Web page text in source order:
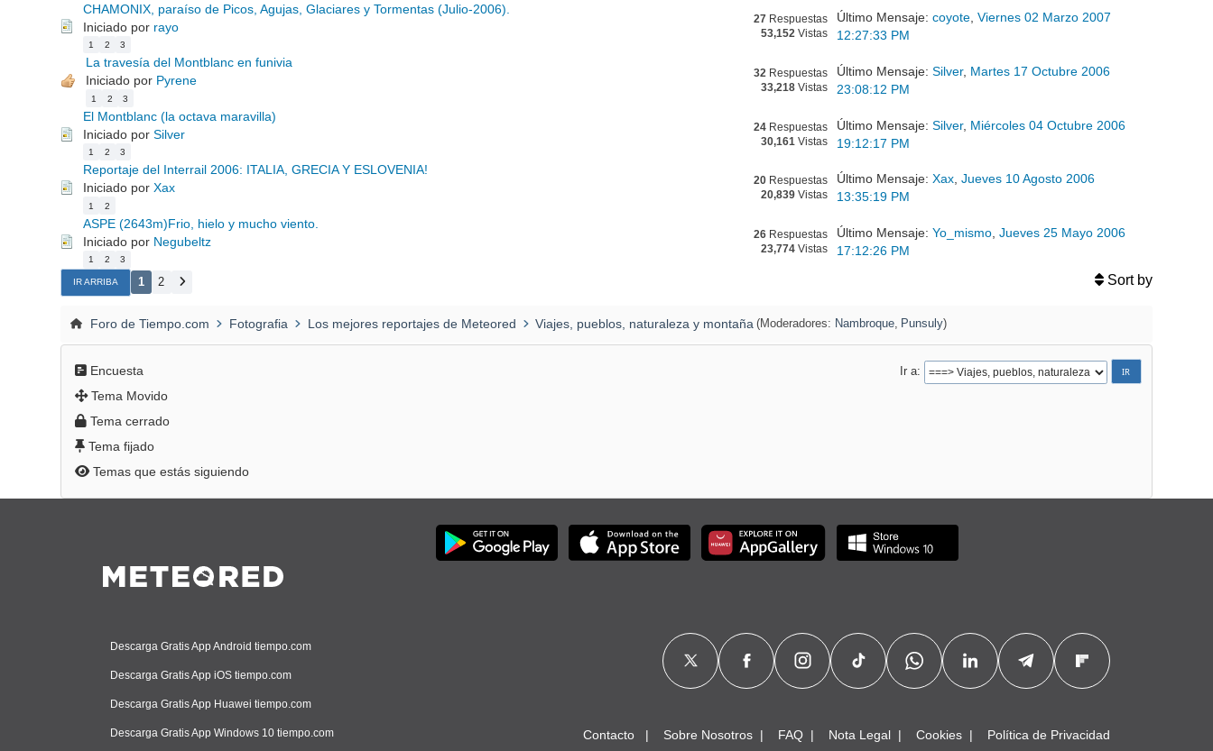
CHAMONIX, paraíso de Picos, Agujas, Glaciares y Tormentas (Julio-2006).
Iniciado por rayo
1 2 3
27 Respuestas
53,152Vistas
Último Mensaje:coyote,Viernes 02 Marzo 2007
12:27:33 PM
La travesía del Montblanc en funivia
Iniciado por Pyrene
1 2 3
32 Respuestas
33,218Vistas
Último Mensaje:Silver, Martes 17 Octubre 2006
23:08:12 PM
El Montblanc (la octava maravilla)
Iniciado por Silver
1 2 3
24Respuestas
30,161 Vistas
Último Mensaje:Silver, Miércoles 04 Octubre 2006
19:12:17 PM
Reportaje del Interrail 2006: ITALIA, GRECIA Y ESLOVENIA!
Iniciado por Xax
1 2
20Respuestas
20,839Vistas
Último Mensaje:Xax ,Jueves 10 Agosto 2006
13:35:19 PM
ASPE (2643m)Frio, hielo y mucho viento.
Iniciado por Negubeltz
1 2 3
26Respuestas
23,774Vistas
Último Mensaje:Yo_mismo ,Jueves 25 Mayo 2006
17:12:26 PM
IR ARRIBA 1 2 Sort by
Foro de Tiempo.com Fotografia Los mejores reportajes de Meteored Viajes, pueblos, naturaleza y montaña (Moderadores: Nambroque, Punsuly)
Ir a
Encuesta
Tema Movido
Tema cerrado
Tema fijado
Temas que estás siguiendo
Descarga Gratis App Android tiempo.com
Descarga Gratis App iOS tiempo.com
Descarga Gratis App Huawei tiempo.com
Descarga Gratis App Windows 10 tiempo.com Contacto Sobre Nosotros FAQ Nota Legal Cookies Política de Privacidad